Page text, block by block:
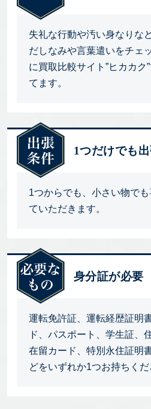
失礼な行動や汚い身なりな
だしなみや言葉遣いをチェ
に買取比較サイト”ヒカカク
てます。
1つだけでも
1つからでも、小さい物で
ていただきます。
身分証が必要
運転免許証、運転経歴証明
ド、パスポート、学生証、
在留カード、特別永住証明
どをいずれか1つお持ちくだ